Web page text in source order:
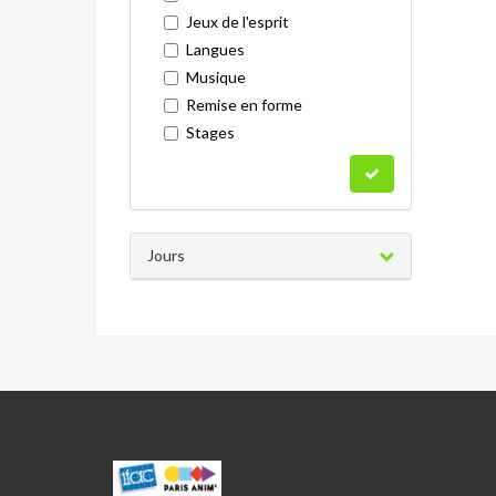
Jeux de l'esprit
Langues
Musique
Remise en forme
Stages
Jours
WANGARI
MUTA